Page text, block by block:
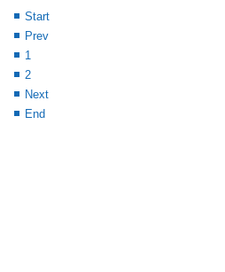
Start
Prev
1
2
Next
End